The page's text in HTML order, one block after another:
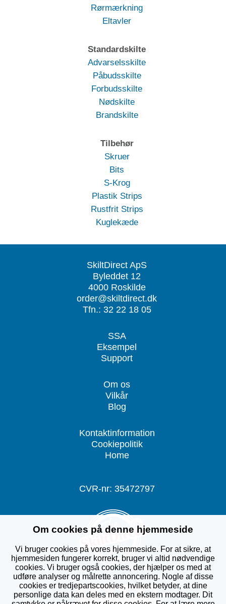
Rørmærkning
Eltavler
Standardskilte
Advarselsskilte
Påbudsskilte
Forbudsskilte
Nødskilte
Brandskilte
Tilbehør
Skruer
Bits
S-Krog
Plastik Strips
Rustfrit Strips
Kuglekæde
SkiltDirect ApS
Byleddet 12
4000 Roskilde
order@skiltdirect.dk
Tfn.: 32 22 18 05
SSA
Eksempel
Support
Om os
Vilkår
Blog
Kontaktinformation
Cookiepolitik
Home
CVR-nr: 35472797
Om cookies på denne hjemmeside
Vi bruger cookies på vores hjemmeside. For at sikre, at
hjemmesiden fungerer korrekt, bruger vi altid nødvendige
cookies. Vi bruger også cookies, der hjælper os med at
udføre analyser og målrette annoncering. Nogle af disse
cookies er tredjepartscookies, hvilket betyder, at dine
personlige data kan deles med en ekstern modtager. Dit